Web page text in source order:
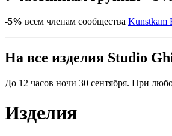
-5% всем членам сообщества Kunstkam
На все изделия Studio
До 12 часов ночи 30 сентября. При
Изделия